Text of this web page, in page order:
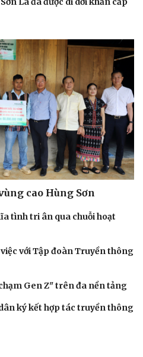
cao Hùng Sơn
tình tri ân qua chuỗi hoạt
với Tập đoàn Truyền thông
Gen Z" trên đa nền tảng
ký kết hợp tác truyền thông